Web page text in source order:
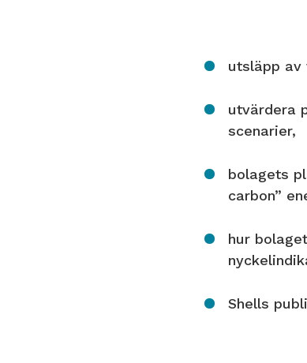
utsläpp av
utvärdera
scenarier,
bolagets
carbon”
hur
Shells